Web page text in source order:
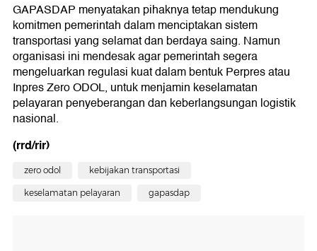
GAPASDAP menyatakan pihaknya tetap mendukung
komitmen pemerintah dalam menciptakan sistem
transportasi yang selamat dan berdaya saing. Namun
organisasi ini mendesak agar pemerintah segera
mengeluarkan regulasi kuat dalam bentuk Perpres atau
Inpres Zero ODOL, untuk menjamin keselamatan
pelayaran penyeberangan dan keberlangsungan logistik
nasional.
(rrd/rir)
zero odol kebijakan transportasi
keselamatan pelayaran gapasdap